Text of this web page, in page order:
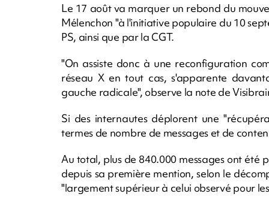
Le 17 août va marquer un rebond du
Mélenchon "à l'initiative populaire du 10
PS, ainsi que par la CGT.
"On assiste donc à une reconfiguration
réseau X en tout cas, s'apparente
gauche radicale", observe la note de
Si des internautes déplorent une
termes de nombre de messages et de
Au total, plus de 840.000 messages ont été
depuis sa première mention, selon le
"largement supérieur à celui observé pour